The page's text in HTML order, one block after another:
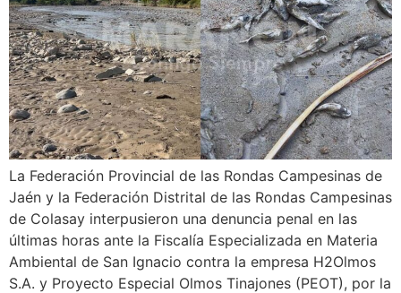
La Federación Provincial de las Rondas Campesinas de
Jaén y la Federación Distrital de las Rondas Campesinas
de Colasay interpusieron una denuncia penal en las
últimas horas ante la Fiscalía Especializada en Materia
Ambiental de San Ignacio contra la empresa H2Olmos
S.A. y Proyecto Especial Olmos Tinajones (PEOT), por la